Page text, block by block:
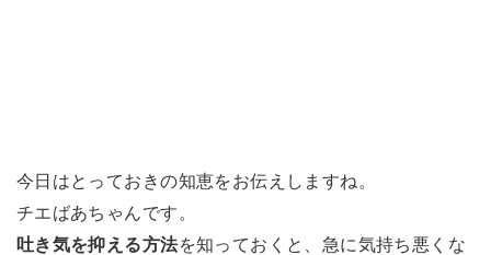
今日はとっておきの知恵をお伝えしますね。
チエばあちゃんです。
吐き気を抑える方法を知っておくと、急に気持ち悪くな